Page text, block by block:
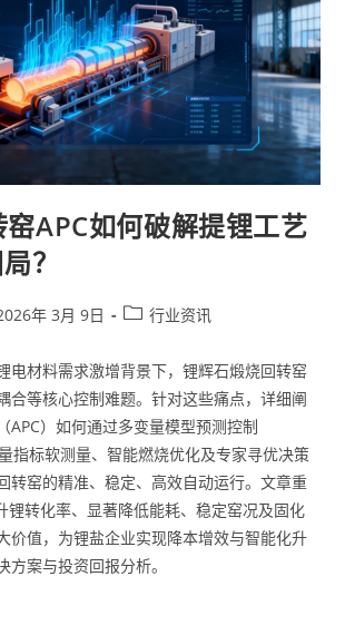
APC如何破解提锂工艺
？
年 3月 9日 行业资讯
电材料需求激增背景下，锂辉石煅烧回转窑
合等核心控制难题。针对这些痛点，详细阐
APC）如何通过多变量模型预测控制
指标软测量、智能燃烧优化及专家寻优决策
转窑的精准、稳定、高效自动运行。文章重
锂转化率、显著降低能耗、稳定窑况及固化
价值，为锂盐企业实现降本增效与智能化升
方案与投资回报分析。